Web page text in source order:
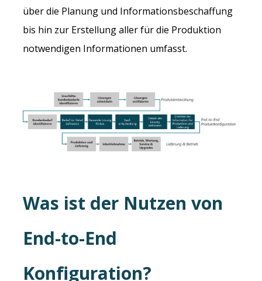
über die Planung und Informationsbeschaffung
bis hin zur Erstellung aller für die Produktion
notwendigen Informationen umfasst.
Was ist der Nutzen von
End-to-End
Konfiguration?